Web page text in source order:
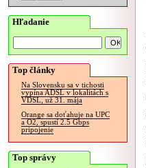
Hľadanie
Top články
Na Slovensku sa v tichosti
vypína ADSL v lokalitách s
VDSL, už 31. mája
Orange sa doťahuje na UPC
a O2, spustí 2.5 Gbps
pripojenie
Top správy